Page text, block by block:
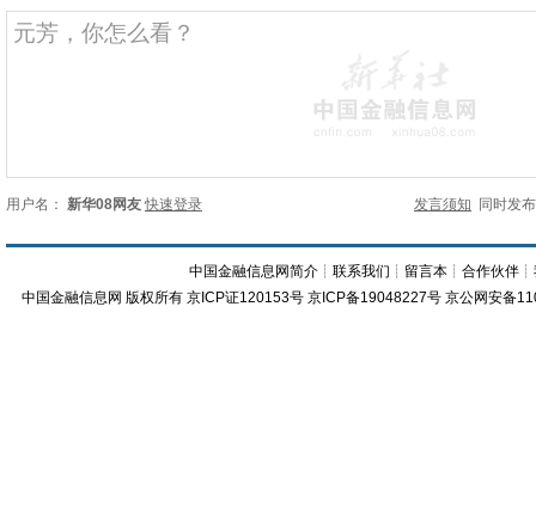
用户名： 新华08网友 快速登录 发言须知 同时发
中国金融信息网简介 ┊联系我们 ┊ 留言本 ┊合作伙伴 ┊
中国金融信息网 版权所有 京ICP证120153号 京ICP备19048227号 京公网安备